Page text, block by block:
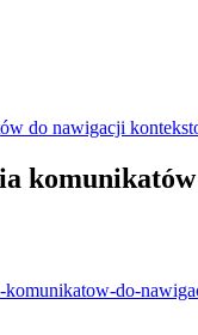
do nawigacji
do-